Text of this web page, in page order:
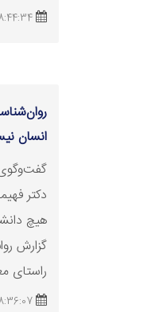
1405/03/11
انسان
گفت‌وگوی
دکتر
هیچ
گزارش
راستای
1405/02/28